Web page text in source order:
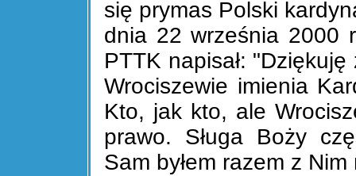
się prymas Polski
dnia 22 września 2000
PTTK napisał:
Wrociszewie imienia
Kto, jak kto, ale
prawo. Sługa Boży
Sam byłem razem z